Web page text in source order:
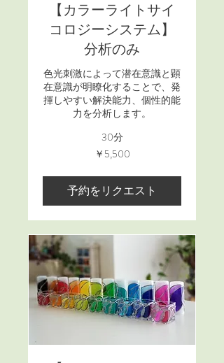
【カラーライトサイ
コロジーシステム】
分析のみ
色光刺激によって潜在意識と顕
在意識が明瞭化することで、発
揮しやすい解決能力、個性的能
力を分析します。
30分
￥5,500
予約をリクエスト